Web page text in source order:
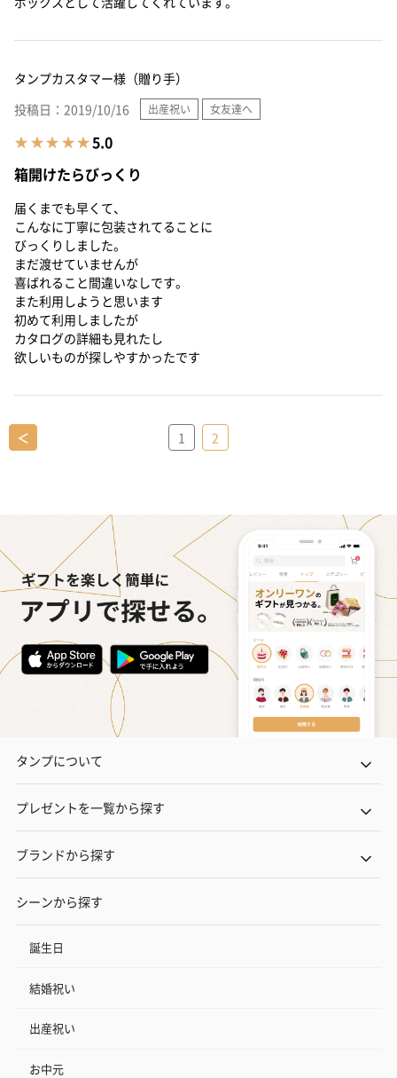
＜ 1 2
タンプについて
プレゼントを一覧から探す
ブランドから探す
シーンから探す
誕生日
結婚祝い
出産祝い
お中元